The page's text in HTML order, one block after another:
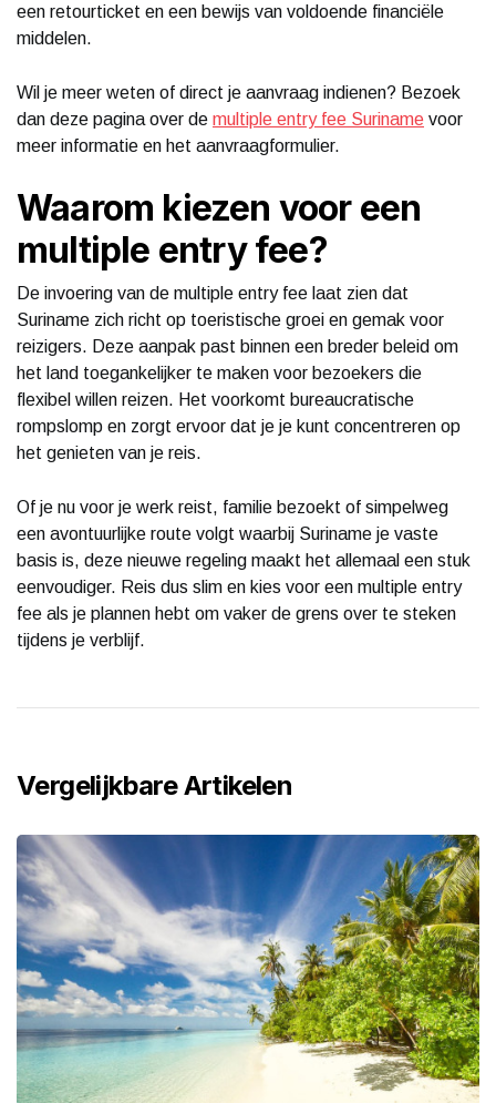
een retourticket en een bewijs van voldoende financiële
middelen.
Wil je meer weten of direct je aanvraag indienen? Bezoek
dan deze pagina over de multiple entry fee Suriname voor
meer informatie en het aanvraagformulier.
Waarom kiezen voor een
multiple entry fee?
De invoering van de multiple entry fee laat zien dat
Suriname zich richt op toeristische groei en gemak voor
reizigers. Deze aanpak past binnen een breder beleid om
het land toegankelijker te maken voor bezoekers die
flexibel willen reizen. Het voorkomt bureaucratische
rompslomp en zorgt ervoor dat je je kunt concentreren op
het genieten van je reis.
Of je nu voor je werk reist, familie bezoekt of simpelweg
een avontuurlijke route volgt waarbij Suriname je vaste
basis is, deze nieuwe regeling maakt het allemaal een stuk
eenvoudiger. Reis dus slim en kies voor een multiple entry
fee als je plannen hebt om vaker de grens over te steken
tijdens je verblijf.
Vergelijkbare Artikelen